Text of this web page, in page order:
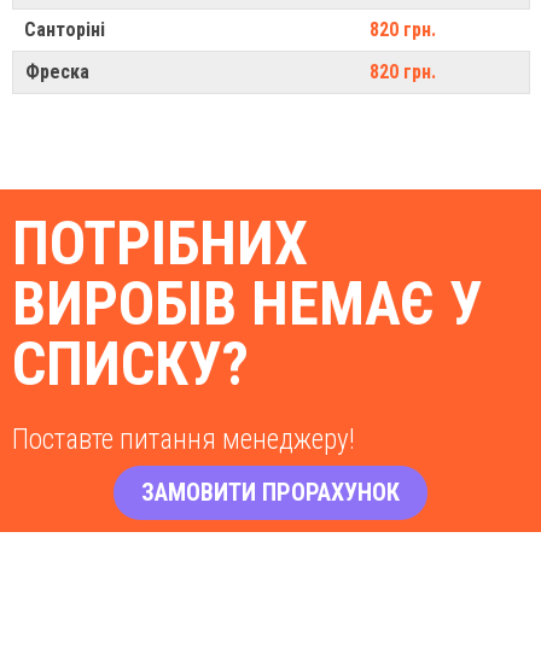
Санторіні
820 грн.
Фреска
820 грн.
ПОТРІБНИХ
ВИРОБІВ НЕМАЄ У
СПИСКУ?
Поставте питання менеджеру!
ЗАМОВИТИ ПРОРАХУНОК